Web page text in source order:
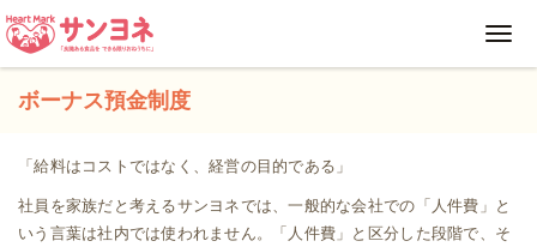
ボーナス預金制度
「給料はコストではなく、経営の目的である」
社員を家族だと考えるサンヨネでは、一般的な会社での「人件費」と
いう言葉は社内では使われません。「人件費」と区分した段階で、そ